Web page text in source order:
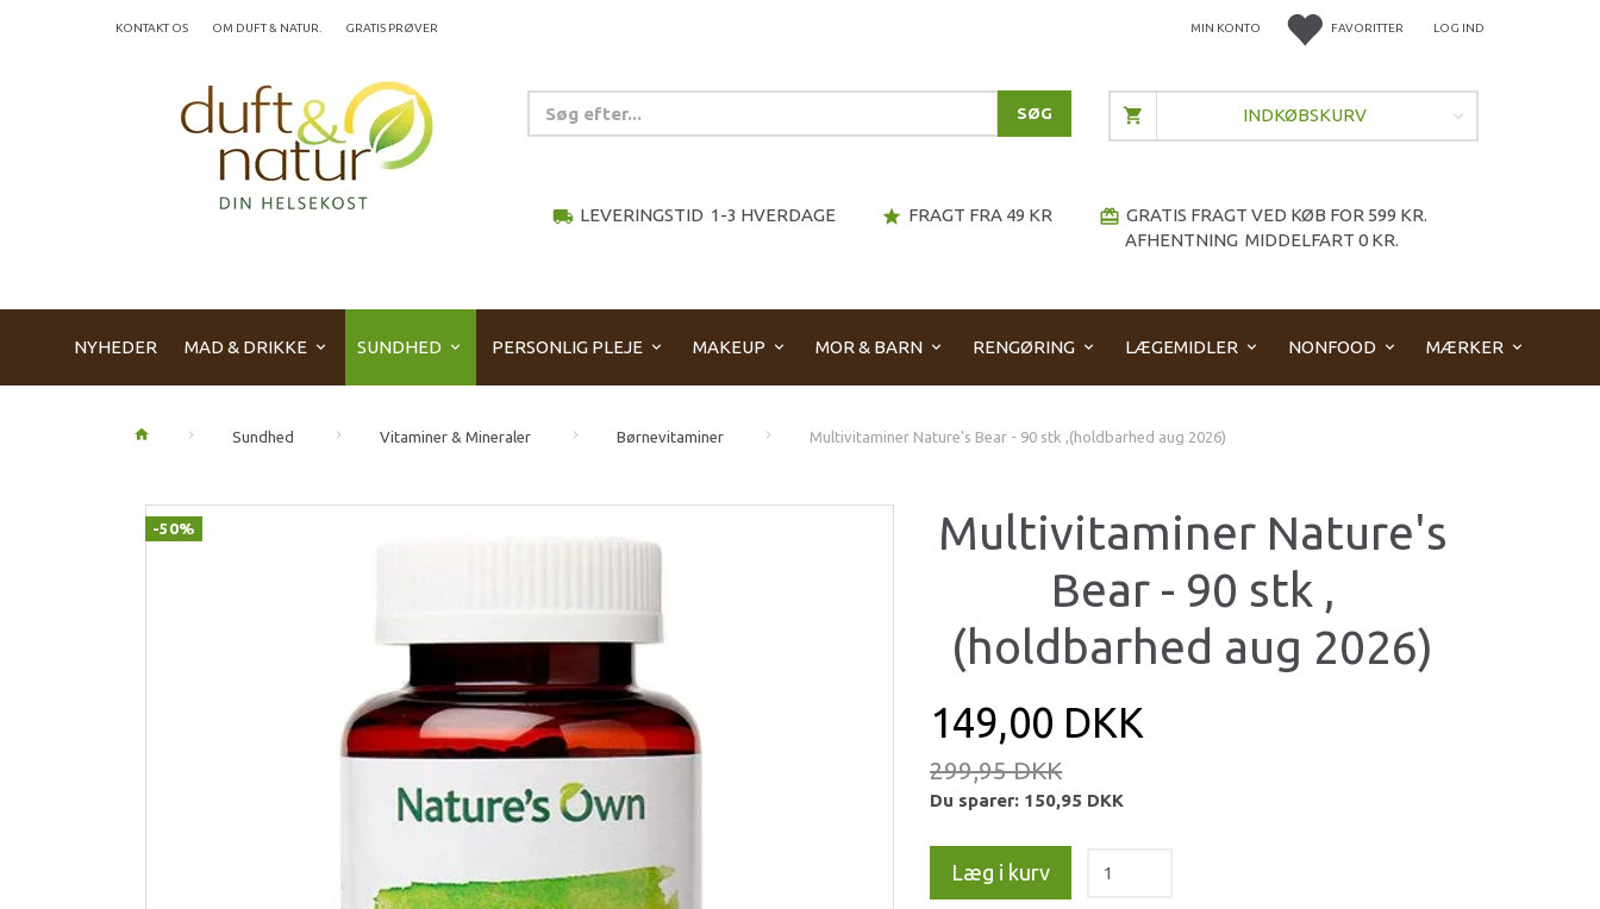
FAVORITTER LOG IND
MIN KONTO
KONTAKT OS OM DUFT & NATUR. GRATIS PRØVER
SØG
local_shipping LEVERINGSTID 1-3 HVERDAGE star FRAGT FRA 49 KR redeem GRATIS FRAGT VED KØB FOR 599 KR.
AFHENTNING MIDDELFART 0 KR.
INDKØBSKURV
NYHEDER MAD & DRIKKE SUNDHED PERSONLIG PLEJE MAKEUP MOR & BARN RENGØRING LÆGEMIDLER NONFOOD MÆRKER
Sundhed Vitaminer & Mineraler Børnevitaminer Multivitaminer Nature's Bear - 90 stk ,(holdbarhed aug 2026)
-50%
Multivitaminer Nature's
Bear - 90 stk ,
(holdbarhed aug 2026)
149,00 DKK
299,95 DKK
Du sparer: 150,95 DKK
Læg i kurv